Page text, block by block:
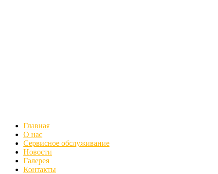
Главная
О нас
Сервисное обслуживание
Новости
Галерея
Контакты